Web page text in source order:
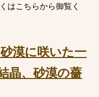
はこちらから御覧く
漠に咲いた一
晶、砂漠の薔